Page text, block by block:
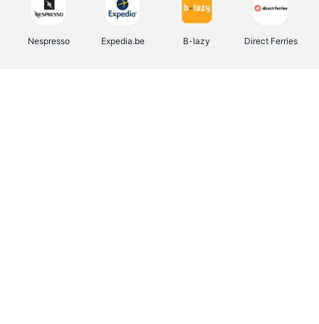
Nespresso Expedia.be B-lazy Direct Ferries